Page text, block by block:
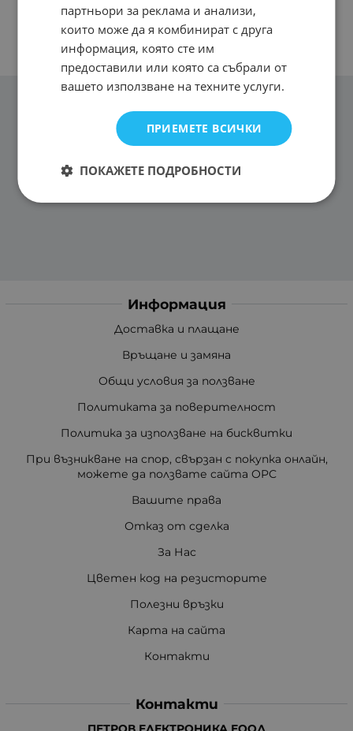
Информация
Доставка и плащане
Връщане и замяна
Общи условия за ползване
Политиката за поверителност
Политика за използване на бисквитки
При възникване на спор, свързан с покупка онлайн,
можете да ползвате сайта ОРС
Вашите права
Отказ от сделка
За Нас
Цветен код на резисторите
Полезни връзки
Карта на сайта
Контакти
Контакти
партньори за реклама и анализи,
които може да я комбинират с друга
информация, която сте им
предоставили или която са събрали от
вашето използване на техните услуги.
ПРИЕМЕТЕ ВСИЧКИ
ПОКАЖЕТЕ ПОДРОБНОСТИ